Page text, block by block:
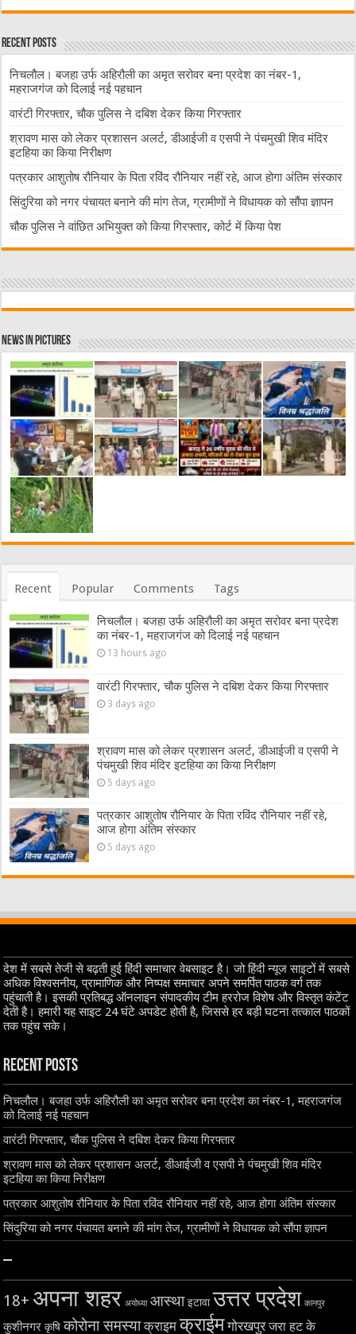
Recent Posts
निचलौल। बजहा उर्फ अहिरौली का अमृत सरोवर बना प्रदेश का नंबर-1,
महराजगंज को दिलाई नई पहचान
वारंटी गिरफ्तार, चौक पुलिस ने दबिश देकर किया गिरफ्तार
श्रावण मास को लेकर प्रशासन अलर्ट, डीआईजी व एसपी ने पंचमुखी शिव मंदिर
इटहिया का किया निरीक्षण
पत्रकार आशुतोष रौनियार के पिता रविंद रौनियार नहीं रहे, आज होगा अंतिम संस्कार
सिंदुरिया को नगर पंचायत बनाने की मांग तेज, ग्रामीणों ने विधायक को सौंपा ज्ञापन
चौक पुलिस ने वांछित अभियुक्त को किया गिरफ्तार, कोर्ट में किया पेश
News in Pictures
Recent Popular Comments Tags
निचलौल। बजहा उर्फ अहिरौली का अमृत सरोवर बना प्रदेश
का नंबर-1, महराजगंज को दिलाई नई पहचान
13 hours ago
वारंटी गिरफ्तार, चौक पुलिस ने दबिश देकर किया गिरफ्तार
3 days ago
श्रावण मास को लेकर प्रशासन अलर्ट, डीआईजी व एसपी ने
पंचमुखी शिव मंदिर इटहिया का किया निरीक्षण
5 days ago
पत्रकार आशुतोष रौनियार के पिता रविंद रौनियार नहीं रहे,
आज होगा अंतिम संस्कार
5 days ago
देश में सबसे तेजी से बढ़ती हुई हिंदी समाचार वेबसाइट है। जो हिंदी न्यूज साइटों में सबसे
अधिक विश्वसनीय, प्रामाणिक और निष्पक्ष समाचार अपने समर्पित पाठक वर्ग तक
पहुंचाती है। इसकी प्रतिबद्ध ऑनलाइन संपादकीय टीम हररोज विशेष और विस्तृत कंटेंट
देती है। हमारी यह साइट 24 घंटे अपडेट होती है, जिससे हर बड़ी घटना तत्काल पाठकों
तक पहुंच सके।
Recent Posts
निचलौल। बजहा उर्फ अहिरौली का अमृत सरोवर बना प्रदेश का नंबर-1, महराजगंज
को दिलाई नई पहचान
वारंटी गिरफ्तार, चौक पुलिस ने दबिश देकर किया गिरफ्तार
श्रावण मास को लेकर प्रशासन अलर्ट, डीआईजी व एसपी ने पंचमुखी शिव मंदिर
इटहिया का किया निरीक्षण
पत्रकार आशुतोष रौनियार के पिता रविंद रौनियार नहीं रहे, आज होगा अंतिम संस्कार
सिंदुरिया को नगर पंचायत बनाने की मांग तेज, ग्रामीणों ने विधायक को सौंपा ज्ञापन
–
18+ अपना शहर अयोध्या आस्था इटावा उत्तर प्रदेश कानपुर
कुशीनगर कृषि कोरोना समस्या क्राइम क्राईम गोरखपुर जरा हट के